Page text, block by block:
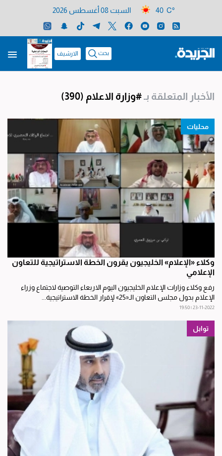
40 C° السبت 08 أغسطس 2026
بحث الارشيف
الأخبار المتعلقة بـ#وزارة الاعلام (390)
محليات
وكلاء «الإعلام» الخليجيون يقرون الخطة الاستراتيجية للتعاون
الإعلامي
رفع وكلاء وزارات الإعلام الخليجيون اليوم الاربعاء التوصية لاجتماع وزراء
الإعلام بدول مجلس التعاون الـ«25» لإقرار الخطة الاستراتيجية...
23-11-2022 | 19:50
توابل